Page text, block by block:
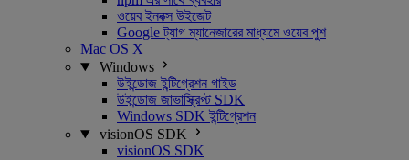
ওয়েব ইনবক্স উইজেট
Google ট্যাগ ম্যানেজারের মাধ্যমে ওয়েব পুশ
Mac OS X
Windows
উইন্ডোজ ইন্টিগ্রেশন গাইড
উইন্ডোজ জাভাস্ক্রিপ্ট SDK
Windows SDK ইন্টিগ্রেশন
visionOS SDK
visionOS SDK